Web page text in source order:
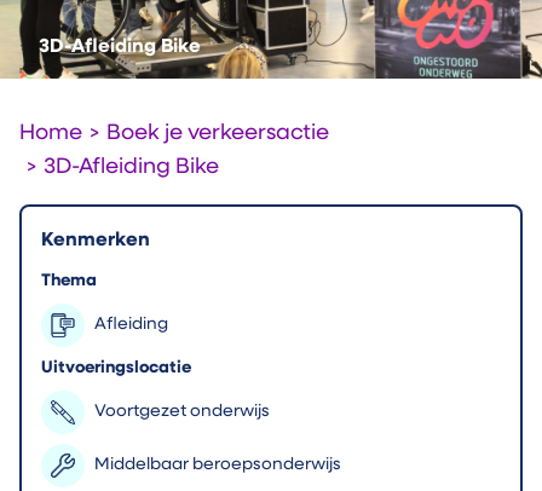
3D-Afleiding Bike
Home > Boek je verkeersactie
> 3D-Afleiding Bike
Kenmerken
Thema
Afleiding
Uitvoeringslocatie
Voortgezet onderwijs
Middelbaar beroepsonderwijs